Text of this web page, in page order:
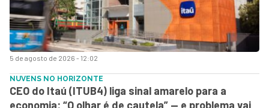
5 de agosto de 2026 - 12:02
NUVENS NO HORIZONTE
CEO do Itaú (ITUB4) liga sinal amarelo para a
economia: “O olhar é de cautela” — e problema vai